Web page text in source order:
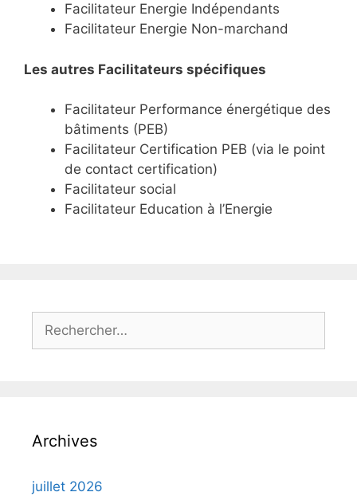
Facilitateur Energie Indépendants
Facilitateur Energie Non-marchand
Les autres Facilitateurs spécifiques
Facilitateur Performance énergétique des
bâtiments (PEB)
Facilitateur Certification PEB (via le point
de contact certification)
Facilitateur social
Facilitateur Education à l’Energie
Archives
juillet 2026